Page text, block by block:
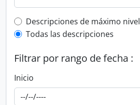
Top-level description filter
Descripciones de máximo nivel
Todas las descripciones
Filtrar por rango de fecha :
Inicio